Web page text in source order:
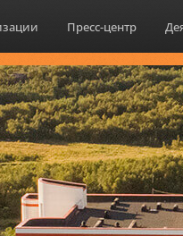
Пресс-центр